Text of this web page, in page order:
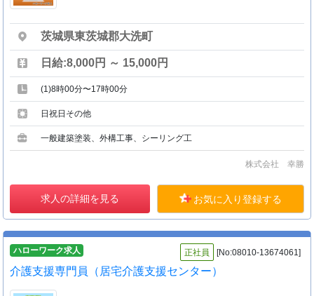
茨城県東茨城郡大洗町
日給:8,000円 ～ 15,000円
(1)8時00分〜17時00分
日祝日その他
一般建築塗装、外構工事、シーリング工
株式会社 幸勝
求人の詳細を見る お気に入り登録する
ハローワーク求人 正社員 [No:08010-13674061]
介護支援専門員（居宅介護支援センター）